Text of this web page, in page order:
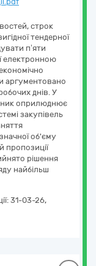
строк
тендерної
п’яти
електронною
аргументовано
днів. У
оприлюднює
закупівель
об'єму
пропозиції
рішення
найбільш
31-03-26,